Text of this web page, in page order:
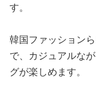
す。
韓国ファッション
で、カジュアルな
グが楽しめます。